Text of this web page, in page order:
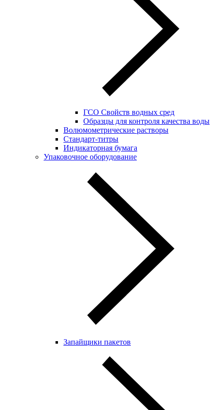
ГСО Свойств водных сред
Образцы для контроля качества воды
Волюмометрические растворы
Стандарт-титры
Индикаторная бумага
Упаковочное оборудование
Запайщики пакетов